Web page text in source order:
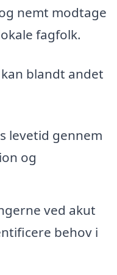
nemt modtage
fagfolk.
blandt andet
levetid gennem
og
ved akut
behov i